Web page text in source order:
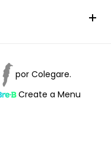
por Colegare.
Create a Menu